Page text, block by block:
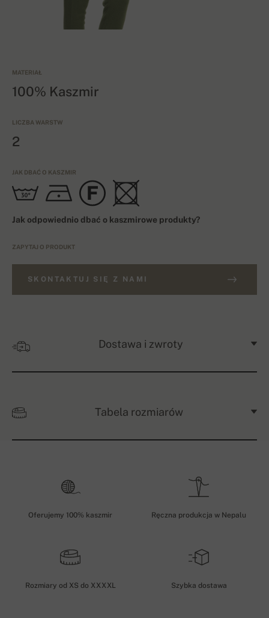
MATERIAŁ
100% Kaszmir
LICZBA WARSTW
2
JAK DBAĆ O KASZMIR
Jak odpowiednio dbać o kaszmirowe produkty?
ZAPYTAJ O PRODUKT
SKONTAKTUJ SIĘ Z NAMI
Dostawa i zwroty
Tabela rozmiarów
Oferujemy 100% kaszmir Ręczna produkcja w Nepalu
Rozmiary od XS do XXXXL Szybka dostawa